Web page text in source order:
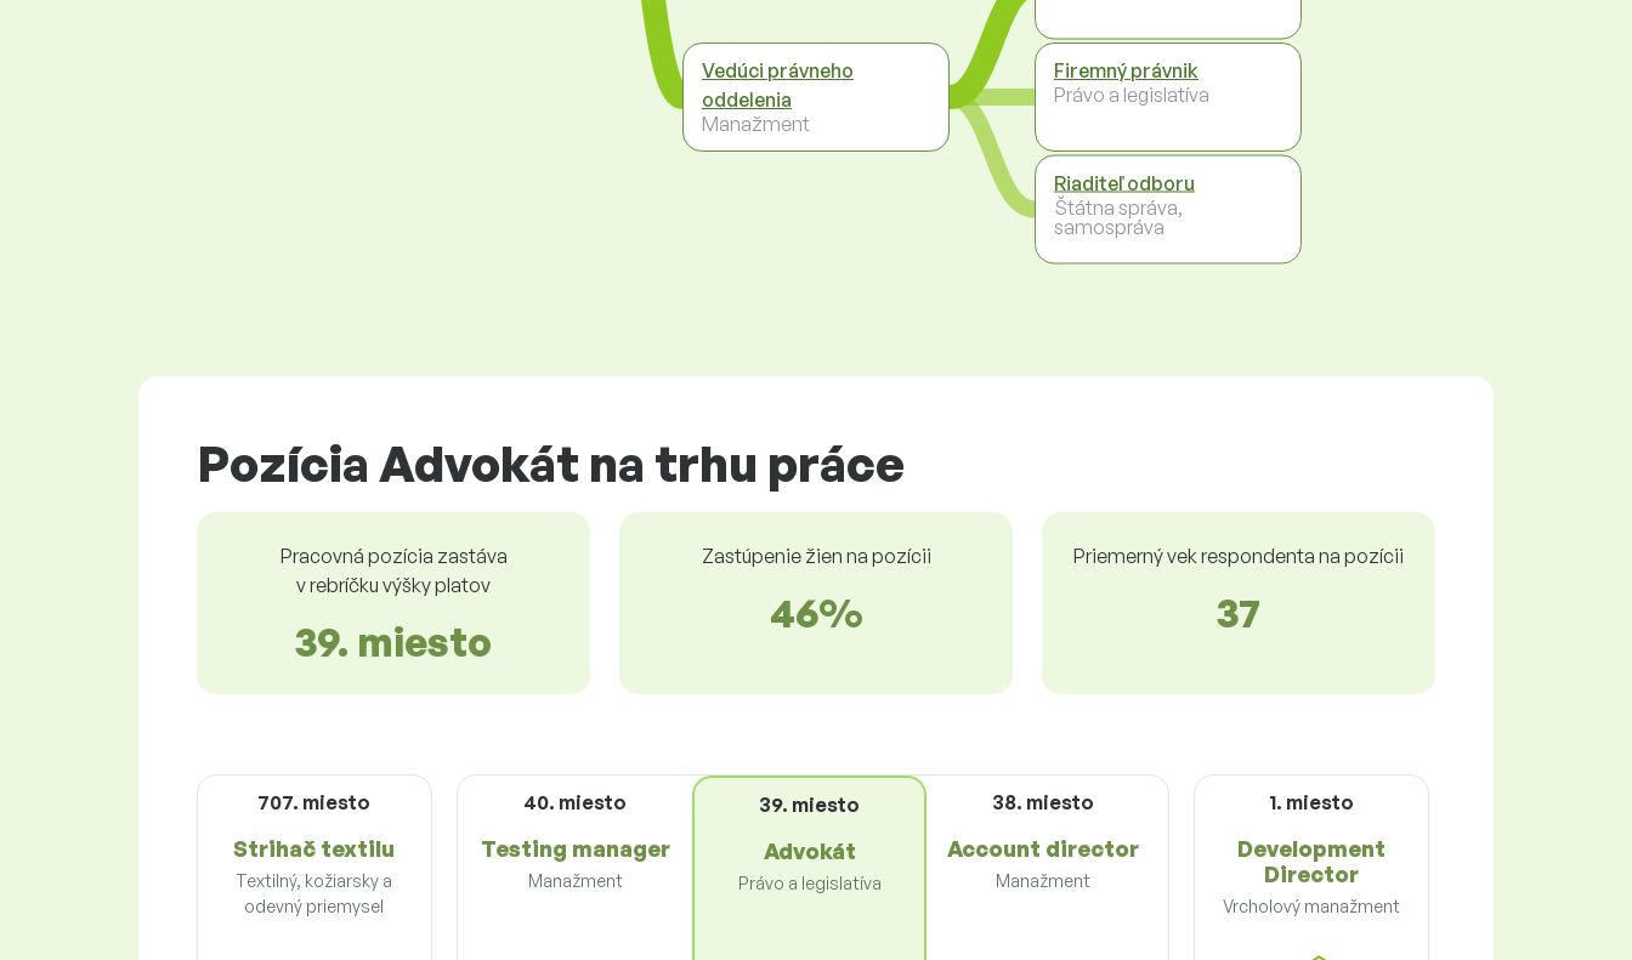
Vedúci právneho
oddelenia
Manažment
Firemný právnik
Právo a legislatíva
Riaditeľ odboru
Štátna správa,
samospráva
Pozícia Advokát na trhu práce
Pracovná pozícia zastáva
v rebríčku výšky platov
39. miesto
Zastúpenie žien na pozícii
46%
Priemerný vek respondenta na pozícii
37
707. miesto
Strihač textilu
Textilný, kožiarsky a
odevný priemysel
40. miesto
Testing manager
Manažment
39. miesto
Advokát
Právo a legislatíva
38. miesto
Account director
Manažment
1. miesto
Development
Director
Vrcholový manažment